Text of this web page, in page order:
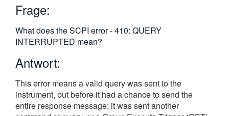
VIỆT NAM
简体中文
日本語
한국어
繁體中文
Frage:
What does the SCPI error - 410: QUERY
INTERRUPTED mean?
Antwort:
This error means a valid query was sent to the
instrument, but before it had a chance to send the
entire response message; it was sent another